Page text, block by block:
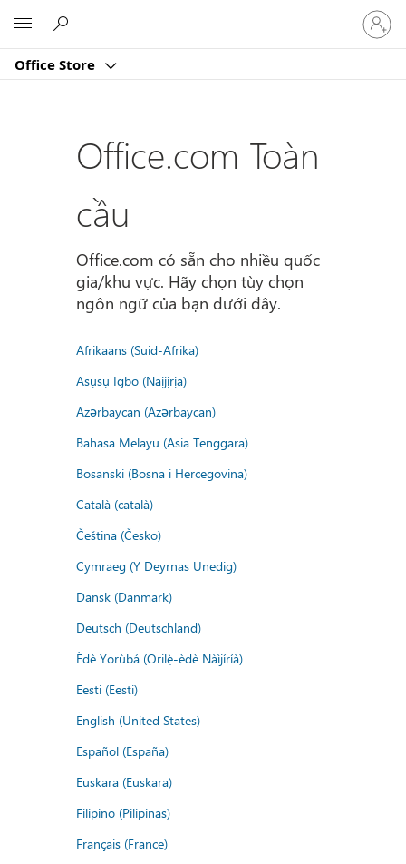
Office Store
Đăng
nhập
tài
của
Office.com Toàn
cầu
Office.com có sẵn cho nhiều quốc
gia/khu vực. Hãy chọn tùy chọn
ngôn ngữ của bạn dưới đây.
Afrikaans (Suid-Afrika)
Asụsụ Igbo (Naịjịrịa)
Azərbaycan (Azərbaycan)
Bahasa Melayu (Asia Tenggara)
Bosanski (Bosna i Hercegovina)
Català (català)
Čeština (Česko)
Cymraeg (Y Deyrnas Unedig)
Dansk (Danmark)
Deutsch (Deutschland)
Èdè Yorùbá (Orilẹ̀-èdè Nàìjíríà)
Eesti (Eesti)
English (United States)
Español (España)
Euskara (Euskara)
Filipino (Pilipinas)
Français (France)